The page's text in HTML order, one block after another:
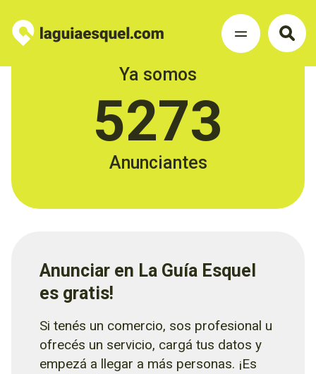
Ya somos
5273
Anunciantes
Anunciar en La Guía Esquel
es gratis!
Si tenés un comercio, sos profesional u
ofrecés un servicio, cargá tus datos y
empezá a llegar a más personas. ¡Es